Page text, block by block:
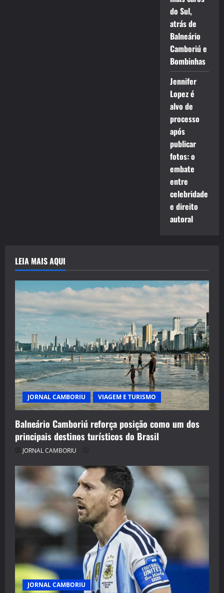
do Sul,
atrás de
Balneário
Camboriú e
Bombinhas
Jennifer
Lopez é
alvo de
processo
após
publicar
fotos: o
embate
entre
celebridade
e direito
autoral
LEIA MAIS AQUI
JORNAL CAMBORIU VIAGEM E TURISMO
Balneário Camboriú reforça posição como um dos
principais destinos turísticos do Brasil
JORNAL CAMBORIU
JORNAL CAMBORIU